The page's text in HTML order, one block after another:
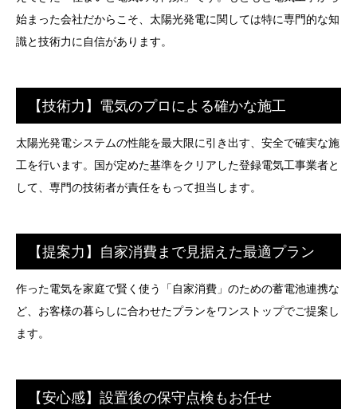
始まった会社だからこそ、太陽光発電に関しては特に専門的な知
識と技術力に自信があります。
【技術力】電気のプロによる確かな施工
太陽光発電システムの性能を最大限に引き出す、安全で確実な施
工を行います。国が定めた基準をクリアした登録電気工事業者と
して、専門の技術者が責任をもって担当します。
【提案力】自家消費まで見据えた最適プラン
作った電気を家庭で賢く使う「自家消費」のための蓄電池連携な
ど、お客様の暮らしに合わせたプランをワンストップでご提案し
ます。
【安心感】設置後の保守点検もお任せ